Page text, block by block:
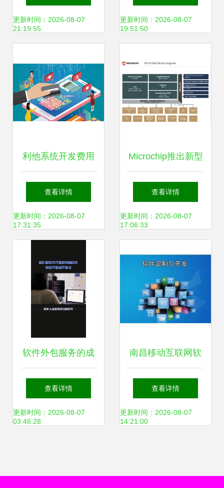
发与软件外包一体
更新时间：2026-08-07
21:19:55
边缘嵌入式视觉设
更新时间：2026-08-07
19:51:50
利他系统开发费用
解析 软件开发成本
构成与影响因素
查看详情
更新时间：2026-08-07
17:31:35
Microchip推出新型
PIC® MCU系列 软
件任务硬件化，加
查看详情
更新时间：2026-08-07
17:06:33
软件外包服务的成
本构成解析 为何专
业开发远不止“写代
查看详情
更新时间：2026-08-07
03:46:28
南昌移动互联网软
件开发商城网站建
设开发指南与优质
查看详情
更新时间：2026-08-07
14:21:00